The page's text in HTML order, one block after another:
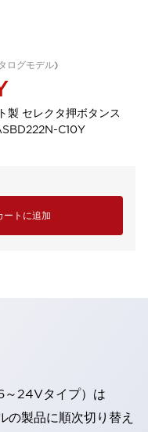
ログモデル)
セレクタ押ボタンス
C10Y
ートに追加
～24Vタイプ）は
の製品に順次切り替え